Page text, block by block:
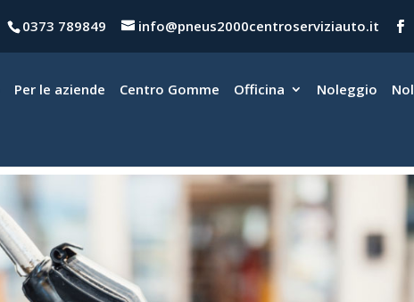
0373 789849 info@pneus2000centroserviziauto.it
Per le aziende Centro Gomme Officina Noleggio